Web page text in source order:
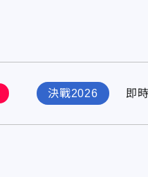
決戰2026 即時